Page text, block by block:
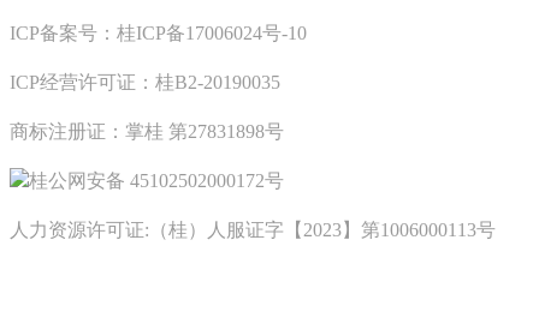
ICP备案号：桂ICP备17006024号-10
ICP经营许可证：桂B2-20190035
商标注册证：掌桂 第27831898号
桂公网安备 45102502000172号
人力资源许可证:（桂）人服证字【2023】第1006000113号